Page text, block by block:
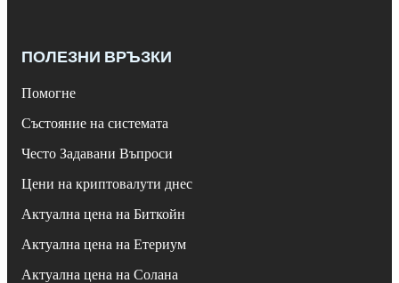
ПОЛЕЗНИ ВРЪЗКИ
Помогне
Състояние на системата
Често Задавани Въпроси
Цени на криптовалути днес
Актуална цена на Биткойн
Актуална цена на Етериум
Актуална цена на Солана